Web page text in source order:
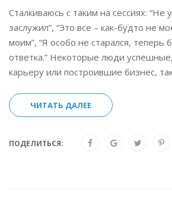
Сталкиваюсь с таким на сессиях: “Не
заслужил”, “Это все – как-будто не
моим”, “Я особо не старался, теперь
ответка.” Некоторые люди
карьеру или построившие бизнес,
ЧИТАТЬ ДАЛЕЕ
ПОДЕЛИТЬСЯ: